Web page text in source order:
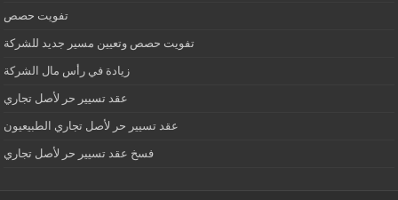
تفويت حصص
تفويت حصص وتعيين مسير جديد للشركة
زيادة في رأس مال الشركة
عقد تسيير حر لأصل تجاري
عقد تسيير حر لأصل تجاري الطبيعيون
فسخ عقد تسيير حر لأصل تجاري